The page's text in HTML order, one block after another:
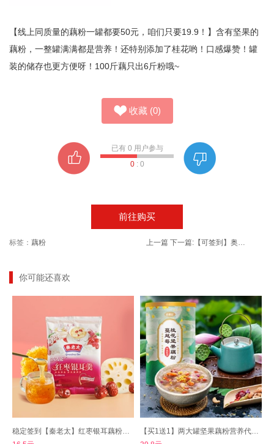
【线上同质量的藕粉一罐都要50元，咱们只要19.9！】含有坚果的
藕粉，一整罐满满都是营养！还特别添加了桂花哟！口感爆赞！罐
装的储存也更方便呀！100斤藕只出6斤粉哦~
收藏 (0)
已有 0 用户参与
0: 0
前往购买
标签： 藕粉 上一篇 下一篇: 【可签到】奥斯托东北烤冷面片配专用酱
你可能还喜欢
稳定签到【秦老太】红枣银耳藕粉羹30g*10袋
【买1送1】两大罐坚果藕粉营养代餐粉罐装